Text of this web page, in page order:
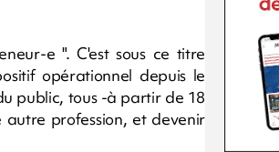
e ". C'est sous ce titre
opérationnel depuis le
public, tous -à partir de 18
profession, et devenir